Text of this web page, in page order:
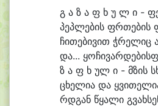
გ ა ზ ა ფ ხ უ ლ ი -
პეპლების ფრთების
ჩითებივით ჭრელიც
და...
ზ ა ფ ხ ულ ი - მზის
ცხელია და ყვითელი
რდგან წყალი გვახ